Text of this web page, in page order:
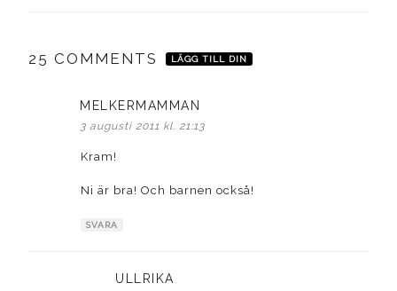
25 COMMENTS LÄGG TILL DIN
MELKERMAMMAN
3 augusti 2011 kl. 21:13
Kram!
Ni är bra! Och barnen också!
SVARA
ULLRIKA